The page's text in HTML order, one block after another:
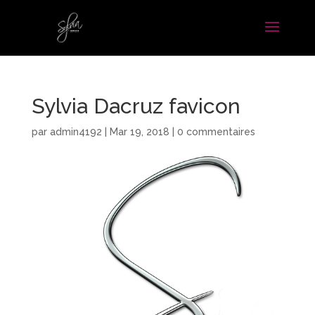
Sylvia Dacruz favicon
par admin4192 Mar 19, 2018 0 commentaires